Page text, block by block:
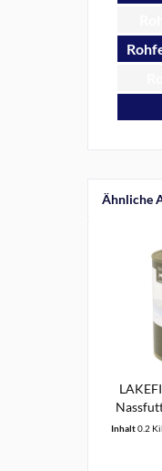
Ähnliche
Inhalt0.2